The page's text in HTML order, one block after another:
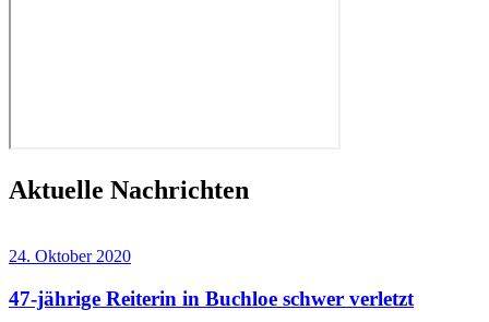
Aktuelle Nachrichten
24. Oktober 2020
47-jährige Reiterin in Buchloe schwer verletzt